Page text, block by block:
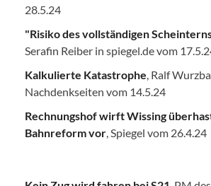
28.5.24
"Risiko des vollständigen
Serafin Reiber in spiegel.de vom
Kalkulierte Katastrophe , Ralf
Nachdenkseiten vom 14.5.24
Rechnungshof wirft Wissing
Bahnreform vor , Spiegel vom 26.4.24